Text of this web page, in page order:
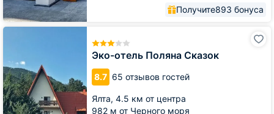
Получите893 бонуса
Эко-отель Поляна Сказок
8.7 65 отзывов гостей
Ялта, 4.5 км от центра
982 м от Черного моря
Эко-
Сказок